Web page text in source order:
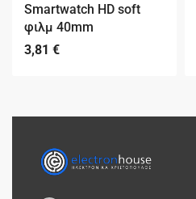
Smartwatch HD soft
φιλμ 40mm
3,81 €